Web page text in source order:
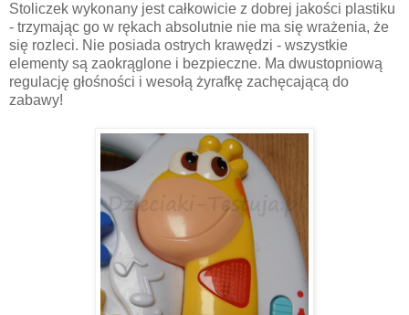
Stoliczek wykonany jest całkowicie z dobrej jakości plastiku
- trzymając go w rękach absolutnie nie ma się wrażenia, że
się rozleci. Nie posiada ostrych krawędzi - wszystkie
elementy są zaokrąglone i bezpieczne. Ma dwustopniową
regulację głośności i wesołą żyrafkę zachęcającą do
zabawy!